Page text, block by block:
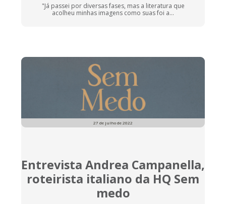
"Já passei por diversas fases, mas a literatura que
acolheu minhas imagens como suas foi a...
27 de julho de 2022
Entrevista Andrea Campanella,
roteirista italiano da HQ Sem
medo